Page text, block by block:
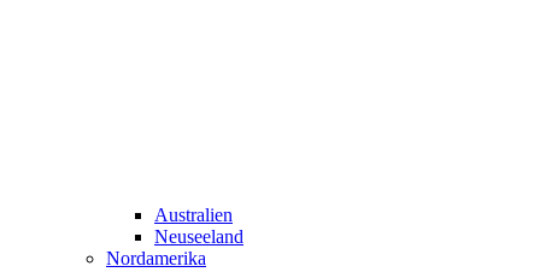
Australien
Neuseeland
Nordamerika